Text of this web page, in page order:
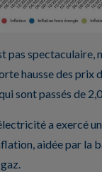
pas
hausse des prix
sont passés de
a exercé
aidée par la